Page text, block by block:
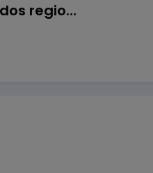
Pagalbinis darbuotojas (-a) Klaipėdos regioninėje kepykloje (indų plovime)